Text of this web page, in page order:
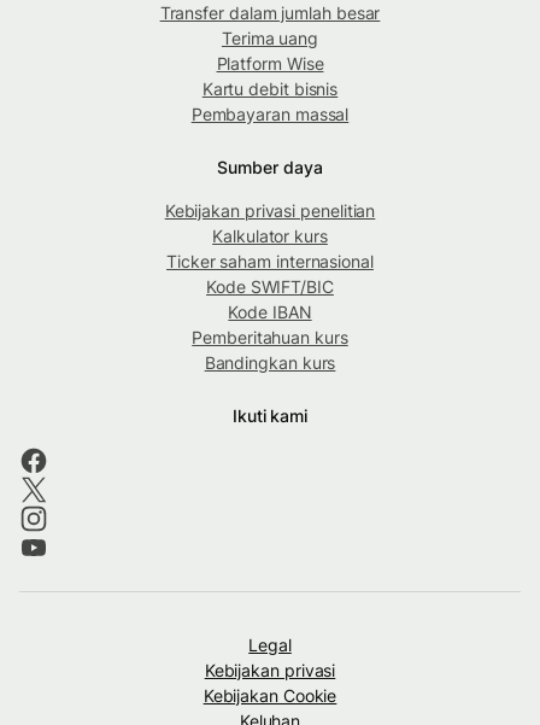
Transfer dalam jumlah besar
Terima uang
Platform Wise
Kartu debit bisnis
Pembayaran massal
Sumber daya
Kebijakan privasi penelitian
Kalkulator kurs
Ticker saham internasional
Kode SWIFT/BIC
Kode IBAN
Pemberitahuan kurs
Bandingkan kurs
Ikuti kami
Legal
Kebijakan privasi
Kebijakan Cookie
Keluhan